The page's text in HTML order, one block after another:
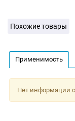
Похожие товары
Применимость
Нет информации